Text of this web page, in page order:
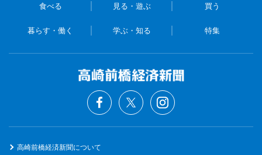
食べる 見る・遊ぶ 買う
暮らす・働く 学ぶ・知る 特集
高崎前橋経済新聞について